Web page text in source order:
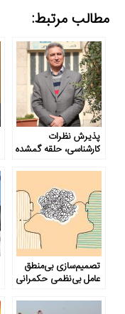
مطالب مرتبط:
پذیرش نظرات
کارشناسی، حلقه گمشده
تصمیم‌سازی بی‌منطق
عامل بی‌نظمی حکمرانی